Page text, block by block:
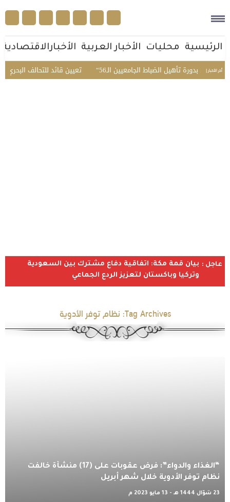
الرئيسية محليات الأخبار العربية الأخبارالاقتصادية
أخر الأخبار | تعيين قائد للتحالف البحري بدورة تأهيل الضباط الجامعيين الـ56
عاجل : بيان قمة مكة: اتفاقية دفاع مشترك بين السعودية
وتركيا وباكستان لتعزيز الردع الجماعي
Tag Archives: نظام توفر الأدوية
“الغذاء والدواء”: فرض عقوبات على (17) منشأة خالفت
نظام توفر الأدوية خلال شهر أبريل
23 شوّال 1444 هـ - 13 مايو 2023 م